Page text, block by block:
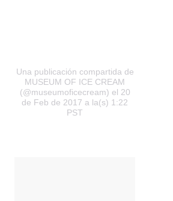
Una publicación compartida de
MUSEUM OF ICE CREAM
(@museumoficecream) el 20
de Feb de 2017 a la(s) 1:22
PST